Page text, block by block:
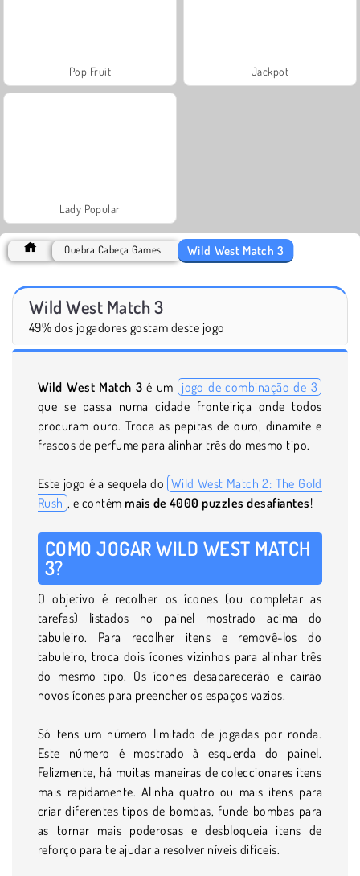
Pop Fruit Jackpot
Lady Popular
Quebra Cabeça Games Wild West Match 3
Wild West Match 3
49% dos jogadores gostam deste jogo
Wild West Match 3 é um jogo de combinação de 3
que se passa numa cidade fronteiriça onde todos
procuram ouro. Troca as pepitas de ouro, dinamite e
frascos de perfume para alinhar três do mesmo tipo.
Este jogo é a sequela do Wild West Match 2: The Gold
Rush , e contémmais de 4000 puzzles desafiantes!
COMO JOGAR WILD WEST MATCH
3?
O objetivo é recolher os ícones (ou completar as
tarefas) listados no painel mostrado acima do
tabuleiro. Para recolher itens e removê-los do
tabuleiro, troca dois ícones vizinhos para alinhar três
do mesmo tipo. Os ícones desaparecerão e cairão
novos ícones para preencher os espaços vazios.
Só tens um número limitado de jogadas por ronda.
Este número é mostrado à esquerda do painel.
Felizmente, há muitas maneiras de coleccionares itens
mais rapidamente. Alinha quatro ou mais itens para
criar diferentes tipos de bombas, funde bombas para
as tornar mais poderosas e desbloqueia itens de
reforço para te ajudar a resolver níveis difíceis.